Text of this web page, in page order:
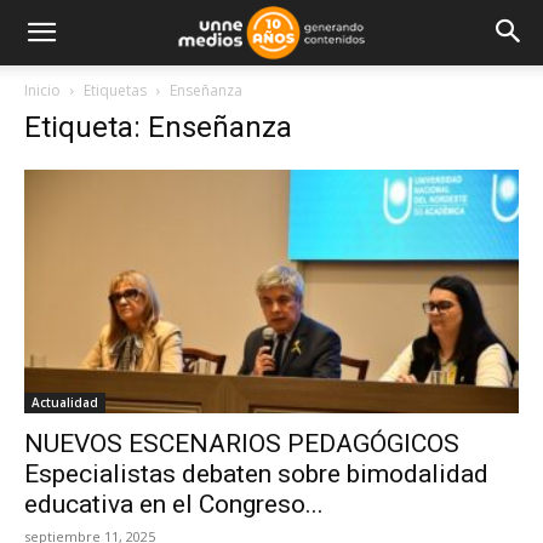
Inicio Etiquetas Enseñanza
Etiqueta: Enseñanza
Actualidad
NUEVOS ESCENARIOS PEDAGÓGICOS
Especialistas debaten sobre bimodalidad
educativa en el Congreso...
septiembre 11, 2025